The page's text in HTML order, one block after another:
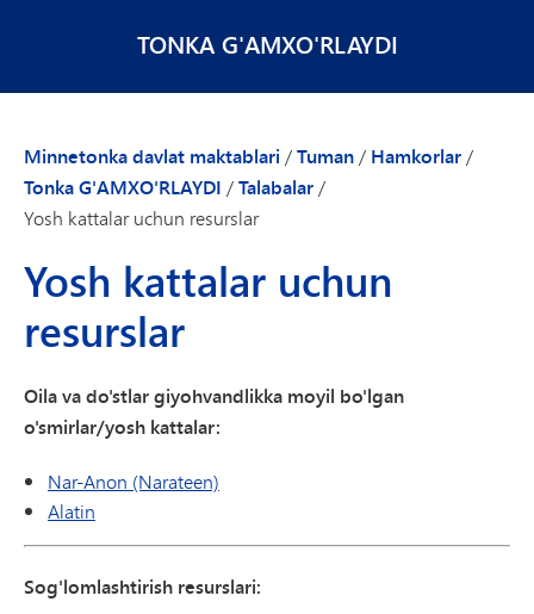
TONKA G'AMXO'RLAYDI
Minnetonka davlat maktablari /Tuman / Hamkorlar /
Tonka G'AMXO'RLAYDI /Talabalar /
Yosh kattalar uchun resurslar
Yosh kattalar uchun
resurslar
Oila va do'stlar giyohvandlikka moyil bo'lgan
o'smirlar/yosh kattalar:
Nar-Anon (Narateen)
Alatin
Sog'lomlashtirish resurslari: